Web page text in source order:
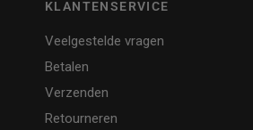
KLANTENSERVICE
Veelgestelde vragen
Betalen
Verzenden
Retourneren